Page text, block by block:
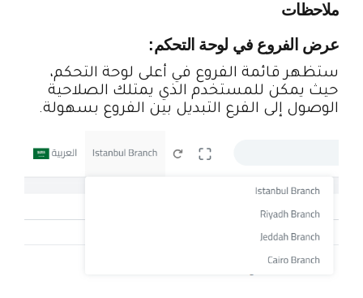
ملاحظات
عرض الفروع في لوحة التحكم:
ستظهر قائمة الفروع في أعلى لوحة التحكم،
حيث يمكن للمستخدم الذي يمتلك الصلاحية
الوصول إلى الفرع التبديل بين الفروع بسهولة.